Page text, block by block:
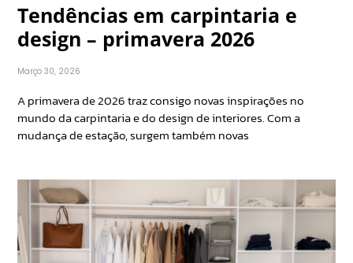
Tendências em carpintaria e
design – primavera 2026
Março 30, 2026
A primavera de 2026 traz consigo novas inspirações no
mundo da carpintaria e do design de interiores. Com a
mudança de estação, surgem também novas